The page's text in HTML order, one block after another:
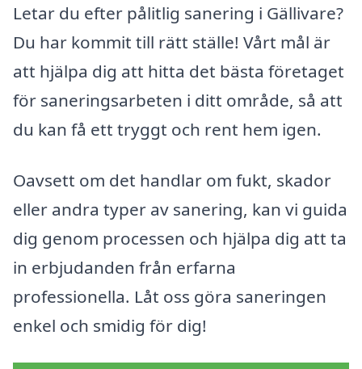
Letar du efter pålitlig sanering i Gällivare?
Du har kommit till rätt ställe! Vårt mål är
att hjälpa dig att hitta det bästa företaget
för saneringsarbeten i ditt område, så att
du kan få ett tryggt och rent hem igen.
Oavsett om det handlar om fukt, skador
eller andra typer av sanering, kan vi guida
dig genom processen och hjälpa dig att ta
in erbjudanden från erfarna
professionella. Låt oss göra saneringen
enkel och smidig för dig!